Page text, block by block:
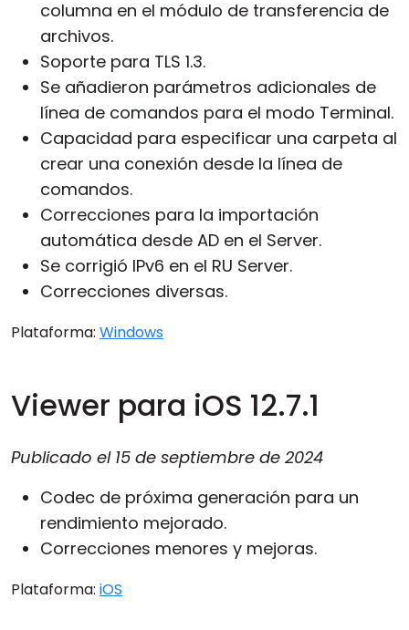
columna en el módulo de transferencia de
archivos.
Soporte para TLS 1.3.
Se añadieron parámetros adicionales de
línea de comandos para el modo Terminal.
Capacidad para especificar una carpeta al
crear una conexión desde la línea de
comandos.
Correcciones para la importación
automática desde AD en el Server.
Se corrigió IPv6 en el RU Server.
Correcciones diversas.
Plataforma: Windows
Viewer para iOS 12.7.1
Publicado el 15 de septiembre de 2024
Codec de próxima generación para un
rendimiento mejorado.
Correcciones menores y mejoras.
Plataforma: iOS